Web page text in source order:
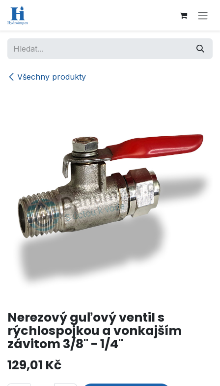
Přejít na obsah
Všechny produkty
Nerezový guľový ventil s
rýchlospojkou a vonkajším
závitom 3/8" - 1/4"
129,01 Kč